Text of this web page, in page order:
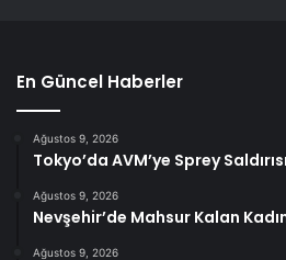
En Güncel Haberler
Ağustos 9, 2026
Tokyo’da AVM’ye Sprey
Ağustos 9, 2026
Nevşehir’de Mahsur Kalan
Ağustos 9, 2026